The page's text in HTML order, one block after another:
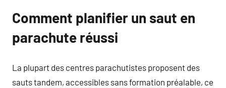
Comment planifier un saut en
parachute réussi
La plupart des centres parachutistes proposent des
sauts tandem, accessibles sans formation préalable, ce